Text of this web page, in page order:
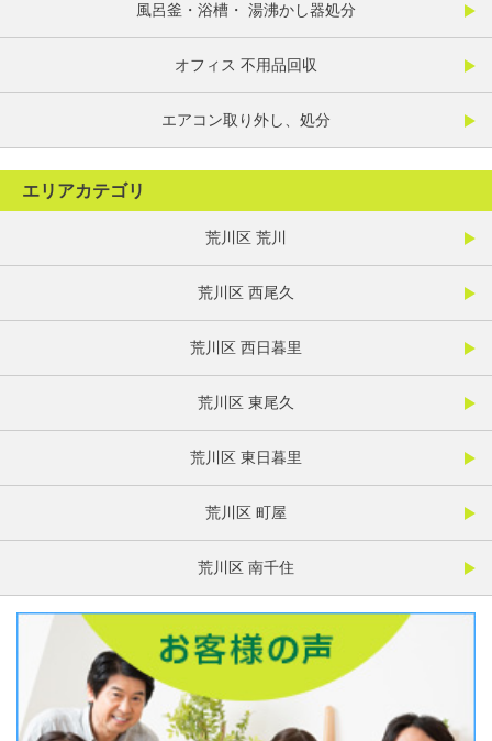
風呂釜・浴槽・ 湯沸かし器処分
オフィス 不用品回収
エアコン取り外し、処分
エリアカテゴリ
荒川区 荒川
荒川区 西尾久
荒川区 西日暮里
荒川区 東尾久
荒川区 東日暮里
荒川区 町屋
荒川区 南千住